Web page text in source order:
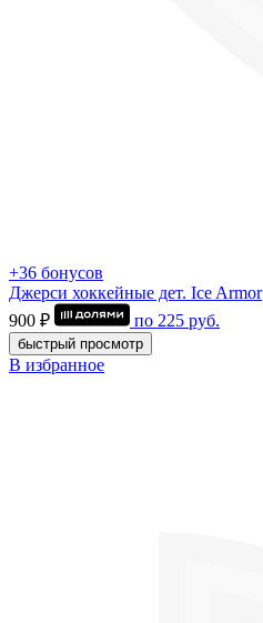
+36 бонусов
Джерси хоккейные дет. Ice Armor
900 ₽
по 225 руб.
быстрый просмотр
В избранное